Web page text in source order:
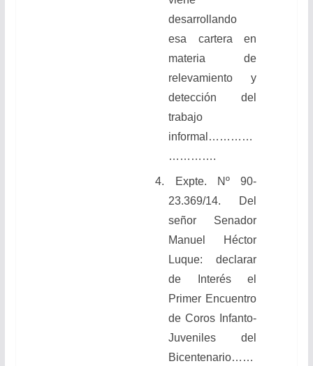
desarrollando
esa cartera en
materia de
relevamiento y
detección del
trabajo
informal…………
………….
4. Expte. Nº 90-
23.369/14. Del
señor Senador
Manuel Héctor
Luque: declarar
de Interés el
Primer Encuentro
de Coros Infanto-
Juveniles del
Bicentenario……